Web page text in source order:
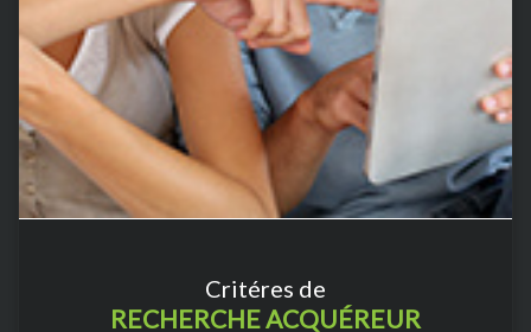
Critéres de
RECHERCHE ACQUÉREUR